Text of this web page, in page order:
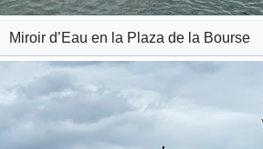
Miroir d’Eau en la Plaza de la Bourse